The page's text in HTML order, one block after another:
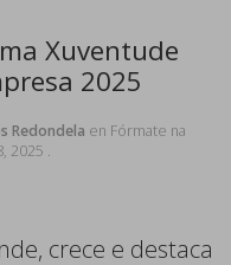
Xuventude
2025
Redondela en Fórmate na
2025 .
crece e destaca